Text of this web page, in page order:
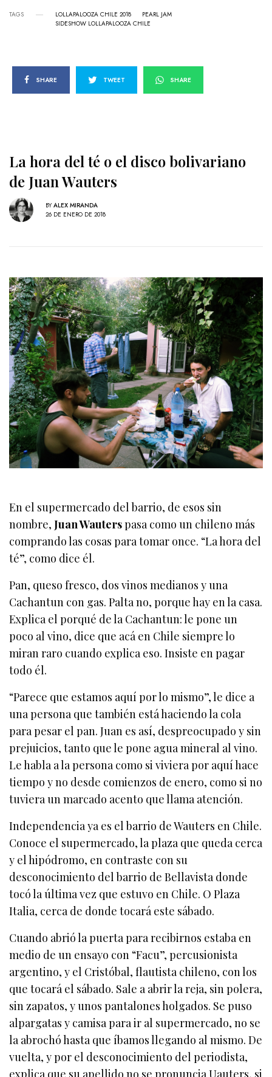
TAGS LOLLAPALOOZA CHILE 2018
PEARL JAM
SIDESHOW LOLLAPALOOZA CHILE
SHARE TWEET SHARE
La hora del té o el disco bolivariano
de Juan Wauters
BY ALEX MIRANDA
26 DE ENERO DE 2018
En el supermercado del barrio, de esos sin
nombre,Juan Wauterspasa como un chileno más
comprando las cosas para tomar once. “La hora del
té”, como dice él.
Pan, queso fresco, dos vinos medianos y una
Cachantun con gas. Palta no, porque hay en la casa.
Explica el porqué de la Cachantun: le pone un
poco al vino, dice que acá en Chile siempre lo
miran raro cuando explica eso. Insiste en pagar
todo él.
“Parece que estamos aquí por lo mismo”, le dice a
una persona que también está haciendo la cola
para pesar el pan. Juan es así, despreocupado y sin
prejuicios, tanto que le pone agua mineral al vino.
Le habla a la persona como si viviera por aquí hace
tiempo y no desde comienzos de enero, como si no
tuviera un marcado acento que llama atención.
Independencia ya es el barrio de Wauters en Chile.
Conoce el supermercado, la plaza que queda cerca
y el hipódromo, en contraste con su
desconocimiento del barrio de Bellavista donde
tocó la última vez que estuvo en Chile. O Plaza
Italia, cerca de donde tocará este sábado.
Cuando abrió la puerta para recibirnos estaba en
medio de un ensayo con “Facu”, percusionista
argentino, y el Cristóbal, flautista chileno, con los
que tocará el sábado. Sale a abrir la reja, sin polera,
sin zapatos, y unos pantalones holgados. Se puso
alpargatas y camisa para ir al supermercado, no se
la abrochó hasta que íbamos llegando al mismo. De
vuelta, y por el desconocimiento del periodista,
explica que su apellido no se pronuncia Uauters, si